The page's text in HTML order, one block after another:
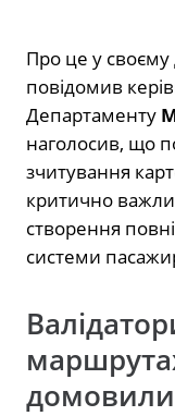
Про це у своєму
повідомив
Департаменту
наголосив, що
зчитування
критично
створення
системи